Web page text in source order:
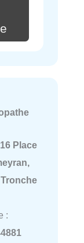
16 Place
: